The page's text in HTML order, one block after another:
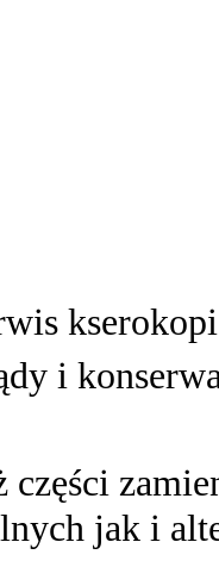
i
części
jak i